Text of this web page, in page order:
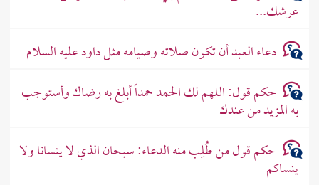
عرشك...
دعاء العبد أن تكون صلاته وصيامه مثل داود عليه السلام
حكم قول: اللهم لك الحمد حمداً أبلغ به رضاك وأستوجب
به المزيد من عندك
حكم قول من طُلِب منه الدعاء: سبحان الذي لا ينسانا ولا
ينساكم